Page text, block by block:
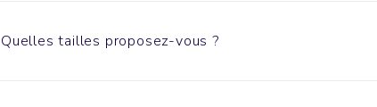
Quelles tailles proposez-vous ?